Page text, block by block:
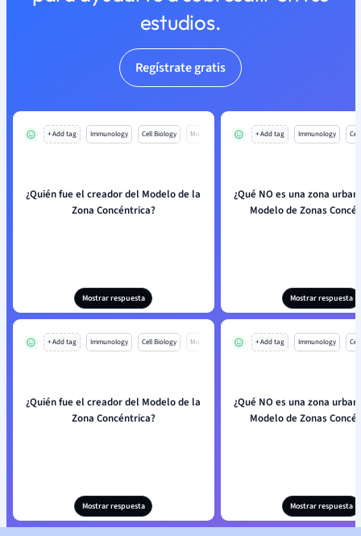
estudios.
Regístrate gratis
+ Add tag Immunology Cell Biology Mo
¿Quién fue el creador del Modelo de la
Zona Concéntrica?
Mostrar respuesta
+ Add tag Immunology
¿Qué NO es una zona
Modelo de Zonas
Mostrar respuesta
+ Add tag Immunology Cell Biology Mo
¿Quién fue el creador del Modelo de la
Zona Concéntrica?
Mostrar respuesta
+ Add tag Immunology
¿Qué NO es una zona
Modelo de Zonas
Mostrar respuesta